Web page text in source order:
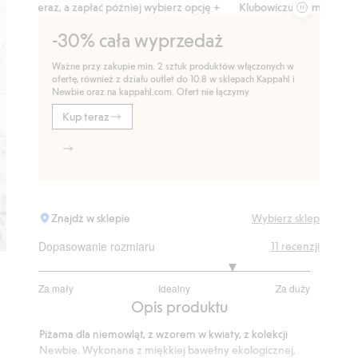
a zapłać później wybierz opcję + Klubowiczu darmowa dostawa od
-30% cała wyprzedaż
Ważne przy zakupie min. 2 sztuk produktów włączonych w
ofertę, również z działu outlet do 10.8 w sklepach Kappahl i
Newbie oraz na kappahl.com. Ofert nie łączymy
Kup teraz
Znajdź w sklepie Wybierz sklep
Dopasowanie rozmiaru
Za mały Idealny Za duży
na
9
11 recenzji
Opis produktu
Piżama dla niemowląt, z wzorem w kwiaty, z kolekcji
Newbie. Wykonana z miękkiej bawełny ekologicznej,